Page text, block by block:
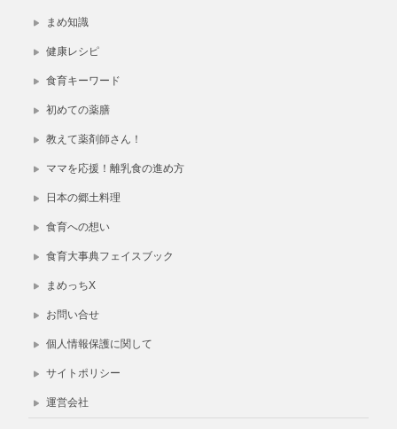
まめ知識
健康レシピ
食育キーワード
初めての薬膳
教えて薬剤師さん！
ママを応援！離乳食の進め方
日本の郷土料理
食育への想い
食育大事典フェイスブック
まめっちX
お問い合せ
個人情報保護に関して
サイトポリシー
運営会社